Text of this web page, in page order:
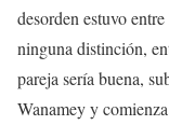
desorden estuvo
ninguna distinción,
pareja sería buena,
Wanamey y